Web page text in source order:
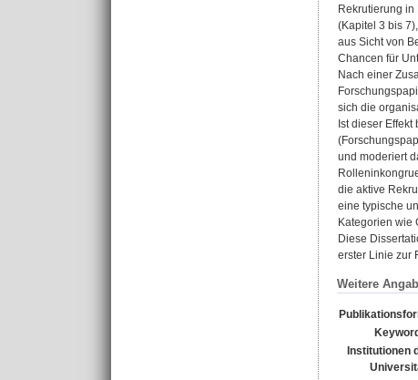
Rekrutierung
(Kapitel 3 bis
aus Sicht von
Chancen für
Nach einer
sich die
Ist dieser
und moderiert
die aktive
eine typische
Kategorien wie
Diese
erster Linie zur
Weitere
Institutionen